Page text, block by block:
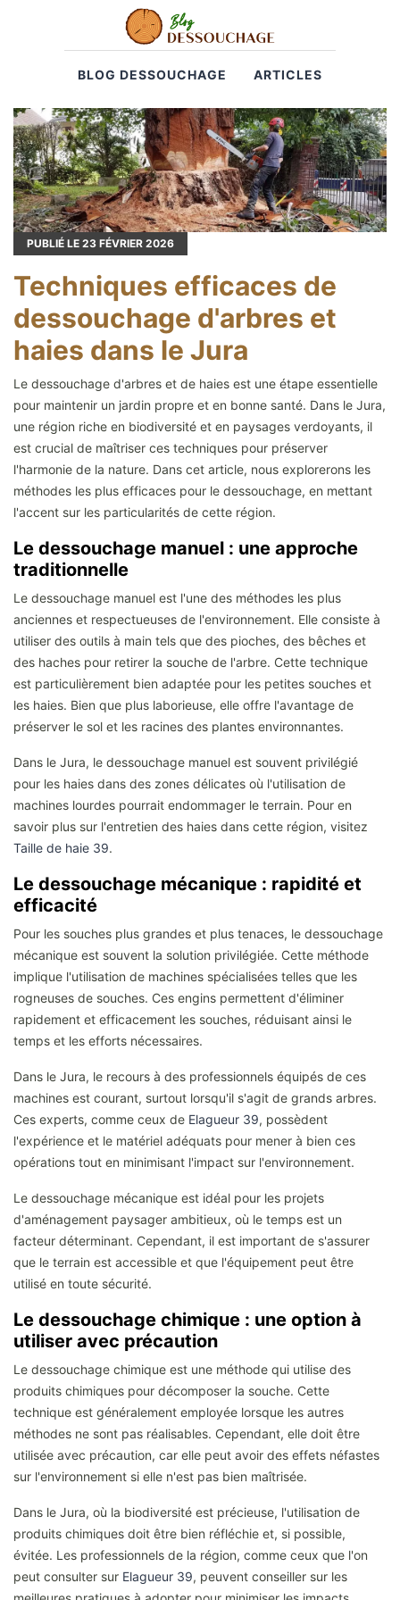
BLOG DESSOUCHAGE ARTICLES
PUBLIÉ LE 23 FÉVRIER 2026
Techniques efficaces de
dessouchage d'arbres et
haies dans le Jura
Le dessouchage d'arbres et de haies est une étape essentielle
pour maintenir un jardin propre et en bonne santé. Dans le Jura,
une région riche en biodiversité et en paysages verdoyants, il
est crucial de maîtriser ces techniques pour préserver
l'harmonie de la nature. Dans cet article, nous explorerons les
méthodes les plus efficaces pour le dessouchage, en mettant
l'accent sur les particularités de cette région.
Le dessouchage manuel : une approche
traditionnelle
Le dessouchage manuel est l'une des méthodes les plus
anciennes et respectueuses de l'environnement. Elle consiste à
utiliser des outils à main tels que des pioches, des bêches et
des haches pour retirer la souche de l'arbre. Cette technique
est particulièrement bien adaptée pour les petites souches et
les haies. Bien que plus laborieuse, elle offre l'avantage de
préserver le sol et les racines des plantes environnantes.
Dans le Jura, le dessouchage manuel est souvent privilégié
pour les haies dans des zones délicates où l'utilisation de
machines lourdes pourrait endommager le terrain. Pour en
savoir plus sur l'entretien des haies dans cette région, visitez
Taille de haie 39.
Le dessouchage mécanique : rapidité et
efficacité
Pour les souches plus grandes et plus tenaces, le dessouchage
mécanique est souvent la solution privilégiée. Cette méthode
implique l'utilisation de machines spécialisées telles que les
rogneuses de souches. Ces engins permettent d'éliminer
rapidement et efficacement les souches, réduisant ainsi le
temps et les efforts nécessaires.
Dans le Jura, le recours à des professionnels équipés de ces
machines est courant, surtout lorsqu'il s'agit de grands arbres.
Ces experts, comme ceux de Elagueur 39, possèdent
l'expérience et le matériel adéquats pour mener à bien ces
opérations tout en minimisant l'impact sur l'environnement.
Le dessouchage mécanique est idéal pour les projets
d'aménagement paysager ambitieux, où le temps est un
facteur déterminant. Cependant, il est important de s'assurer
que le terrain est accessible et que l'équipement peut être
utilisé en toute sécurité.
Le dessouchage chimique : une option à
utiliser avec précaution
Le dessouchage chimique est une méthode qui utilise des
produits chimiques pour décomposer la souche. Cette
technique est généralement employée lorsque les autres
méthodes ne sont pas réalisables. Cependant, elle doit être
utilisée avec précaution, car elle peut avoir des effets néfastes
sur l'environnement si elle n'est pas bien maîtrisée.
Dans le Jura, où la biodiversité est précieuse, l'utilisation de
produits chimiques doit être bien réfléchie et, si possible,
évitée. Les professionnels de la région, comme ceux que l'on
peut consulter sur Elagueur 39, peuvent conseiller sur les